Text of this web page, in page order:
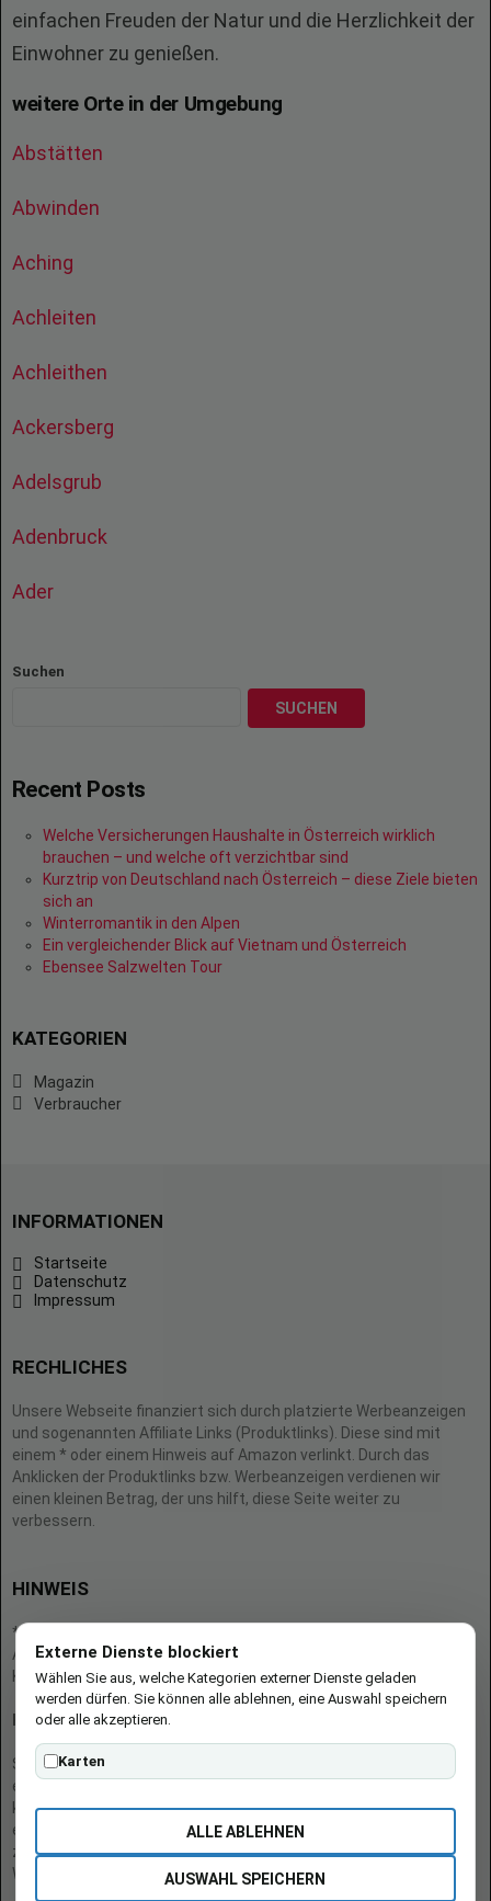
einfachen Freuden der Natur und die Herzlichkeit der
Einwohner zu genießen.
weitere Orte in der Umgebung
Abstätten
Abwinden
Aching
Achleiten
Achleithen
Ackersberg
Adelsgrub
Adenbruck
Ader
Suchen
SUCHEN
Recent Posts
Welche Versicherungen Haushalte in Österreich wirklich
brauchen – und welche oft verzichtbar sind
Kurztrip von Deutschland nach Österreich – diese Ziele bieten
sich an
Winterromantik in den Alpen
Ein vergleichender Blick auf Vietnam und Österreich
Ebensee Salzwelten Tour
KATEGORIEN
Magazin
Verbraucher
INFORMATIONEN
Startseite
Datenschutz
Impressum
RECHLICHES
Unsere Webseite finanziert sich durch platzierte Werbeanzeigen
und sogenannten Affiliate Links (Produktlinks). Diese sind mit
einem * oder einem Hinweis auf Amazon verlinkt. Durch das
Anklicken der Produktlinks bzw. Werbeanzeigen verdienen wir
einen kleinen Betrag, der uns hilft, diese Seite weiter zu
verbessern.
HINWEIS
* = Afilliate-Link (=Werbung)
Als Amazon-Partner verdient der Seitenbetreiber an qualifizierten
Käufen.
Hinweis zu Preisen und Verfügbarkeiten
Sofern Produktpreise und Verfügbarkeiten angezeigt werden,
entsprechen diese dem angegebenen Stand (Datum/Uhrzeit) und
können sich auf der verlinkten Seite jederzeit ändern. Für den Kauf
eines Produkts gelten die Angaben zu Preis und Verfügbarkeit, die
zum Kaufzeitpunkt [auf der/den maßgeblichen Amazon-
Website(s)] angezeigt werden.
Externe Dienste blockiert
Wählen Sie aus, welche Kategorien externer Dienste geladen
werden dürfen. Sie können alle ablehnen, eine Auswahl speichern
oder alle akzeptieren.
Karten
ALLE ABLEHNEN
AUSWAHL SPEICHERN